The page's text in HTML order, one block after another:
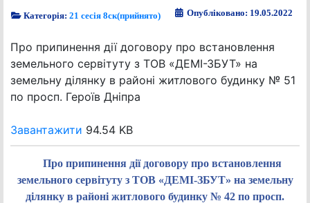
Категорія:21 сесія 8ск(прийнято) Опубліковано: 19.05.2022
Про припинення дії договору про встановлення
земельного сервітуту з ТОВ «ДЕМІ-ЗБУТ» на
земельну ділянку в районі житлового будинку № 51
по просп. Героїв Дніпра
Завантажити 94.54 KB
Про припинення дії договору про встановлення
земельного сервітуту з ТОВ «ДЕМІ-ЗБУТ» на земельну
ділянку в районі житлового будинку № 42 по просп.